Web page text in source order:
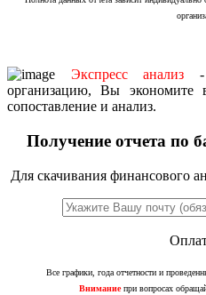
Экспресс анализ -
организацию, Вы
сопоставление и анализ.
Получение отчета по
Для скачивания финансового
Все графики, года отчетности и
Внимание при вопросах